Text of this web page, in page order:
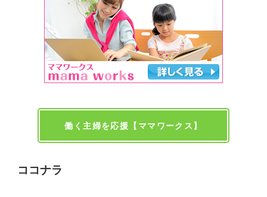
働く主婦を応援【ママワークス】
ココナラ